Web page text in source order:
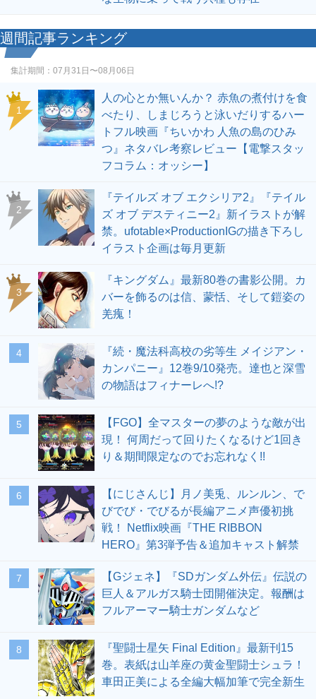
週間記事ランキング
集計期間： 07月31日〜08月06日
1
人の心とか無いんか？ 赤魚の煮付けを食
べたり、しまじろうと泳いだりするハー
トフル映画『ちいかわ 人魚の島のひみ
つ』ネタバレ考察レビュー【電撃スタッ
フコラム：オッシー】
2
『テイルズ オブ エクシリア2』『テイル
ズ オブ デスティニー2』新イラストが解
禁。ufotable×ProductionIGの描き下ろし
イラスト企画は毎月更新
3
『キングダム』最新80巻の書影公開。カ
バーを飾るのは信、蒙恬、そして鎧姿の
羌瘣！
4
『続・魔法科高校の劣等生 メイジアン・
カンパニー』12巻9/10発売。達也と深雪
の物語はフィナーレへ!?
5
【FGO】全マスターの夢のような敵が出
現！ 何周だって回りたくなるけど1回き
り＆期間限定なのでお忘れなく!!
6
【にじさんじ】月ノ美兎、ルンルン、で
びでび・でびるが長編アニメ声優初挑
戦！ Netflix映画『THE RIBBON
HERO』第3弾予告＆追加キャスト解禁
7
【Gジェネ】『SDガンダム外伝』伝説の
巨人＆アルガス騎士団開催決定。報酬は
フルアーマー騎士ガンダムなど
8
『聖闘士星矢 Final Edition』最新刊15
巻。表紙は山羊座の黄金聖闘士シュラ！
車田正美による全編大幅加筆で完全新生